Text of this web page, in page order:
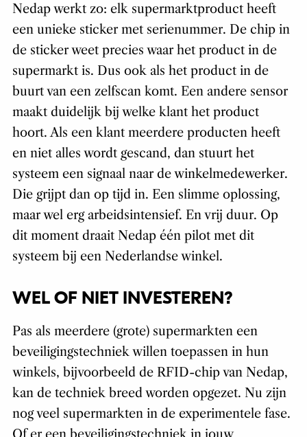
Nedap werkt zo: elk supermarktproduct heeft
een unieke sticker met serienummer. De chip in
de sticker weet precies waar het product in de
supermarkt is. Dus ook als het product in de
buurt van een zelfscan komt. Een andere sensor
maakt duidelijk bij welke klant het product
hoort. Als een klant meerdere producten heeft
en niet alles wordt gescand, dan stuurt het
systeem een signaal naar de winkelmedewerker.
Die grijpt dan op tijd in. Een slimme oplossing,
maar wel erg arbeidsintensief. En vrij duur. Op
dit moment draait Nedap één pilot met dit
systeem bij een Nederlandse winkel.
WEL OF NIET INVESTEREN?
Pas als meerdere (grote) supermarkten een
beveiligingstechniek willen toepassen in hun
winkels, bijvoorbeeld de RFID-chip van Nedap,
kan de techniek breed worden opgezet. Nu zijn
nog veel supermarkten in de experimentele fase.